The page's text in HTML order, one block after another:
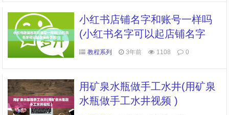
小红书店铺名字和账号一样吗
(小红书名字可以起店铺名字
吗? )
教程系列 3年前 1108 0
用矿泉水瓶做手工水井(用矿泉
水瓶做手工水井视频 )